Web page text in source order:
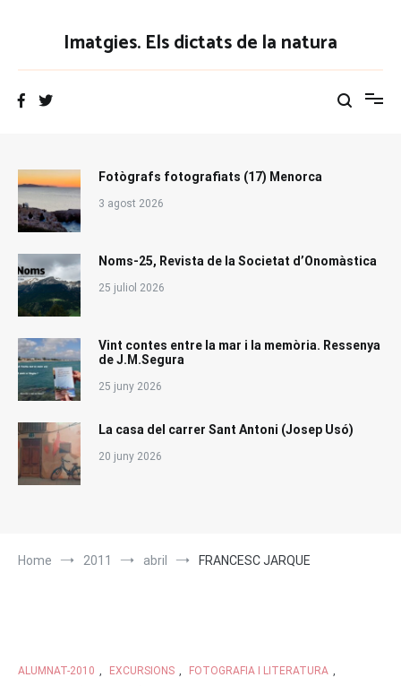
Imatgies. Els dictats de la natura
Fotògrafs fotografiats (17) Menorca
3 agost 2026
Noms-25, Revista de la Societat d’Onomàstica
25 juliol 2026
Vint contes entre la mar i la memòria. Ressenya
de J.M.Segura
25 juny 2026
La casa del carrer Sant Antoni (Josep Usó)
20 juny 2026
Home 2011 abril FRANCESC JARQUE
ALUMNAT-2010 , EXCURSIONS , FOTOGRAFIA I LITERATURA ,